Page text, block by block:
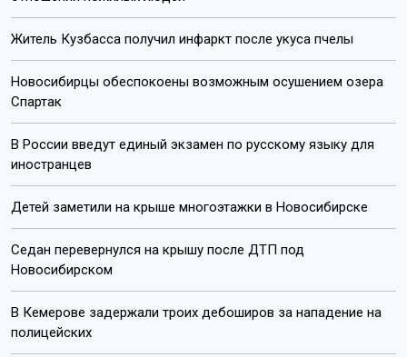
Житель Кузбасса получил инфаркт после укуса пчелы
Новосибирцы обеспокоены возможным осушением озера
Спартак
В России введут единый экзамен по русскому языку для
иностранцев
Детей заметили на крыше многоэтажки в Новосибирске
Седан перевернулся на крышу после ДТП под
Новосибирском
В Кемерове задержали троих дебоширов за нападение на
полицейских